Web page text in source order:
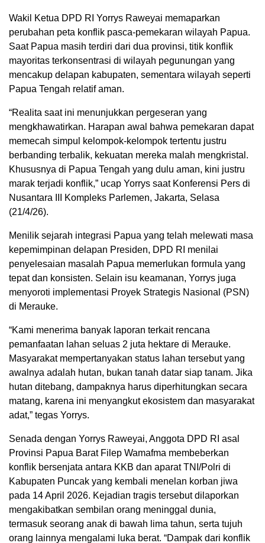
Wakil Ketua DPD RI Yorrys Raweyai memaparkan
perubahan peta konflik pasca-pemekaran wilayah Papua.
Saat Papua masih terdiri dari dua provinsi, titik konflik
mayoritas terkonsentrasi di wilayah pegunungan yang
mencakup delapan kabupaten, sementara wilayah seperti
Papua Tengah relatif aman.
“Realita saat ini menunjukkan pergeseran yang
mengkhawatirkan. Harapan awal bahwa pemekaran dapat
memecah simpul kelompok-kelompok tertentu justru
berbanding terbalik, kekuatan mereka malah mengkristal.
Khususnya di Papua Tengah yang dulu aman, kini justru
marak terjadi konflik,” ucap Yorrys saat Konferensi Pers di
Nusantara III Kompleks Parlemen, Jakarta, Selasa
(21/4/26).
Menilik sejarah integrasi Papua yang telah melewati masa
kepemimpinan delapan Presiden, DPD RI menilai
penyelesaian masalah Papua memerlukan formula yang
tepat dan konsisten. Selain isu keamanan, Yorrys juga
menyoroti implementasi Proyek Strategis Nasional (PSN)
di Merauke.
“Kami menerima banyak laporan terkait rencana
pemanfaatan lahan seluas 2 juta hektare di Merauke.
Masyarakat mempertanyakan status lahan tersebut yang
awalnya adalah hutan, bukan tanah datar siap tanam. Jika
hutan ditebang, dampaknya harus diperhitungkan secara
matang, karena ini menyangkut ekosistem dan masyarakat
adat,” tegas Yorrys.
Senada dengan Yorrys Raweyai, Anggota DPD RI asal
Provinsi Papua Barat Filep Wamafma membeberkan
konflik bersenjata antara KKB dan aparat TNI/Polri di
Kabupaten Puncak yang kembali menelan korban jiwa
pada 14 April 2026. Kejadian tragis tersebut dilaporkan
mengakibatkan sembilan orang meninggal dunia,
termasuk seorang anak di bawah lima tahun, serta tujuh
orang lainnya mengalami luka berat. “Dampak dari konflik